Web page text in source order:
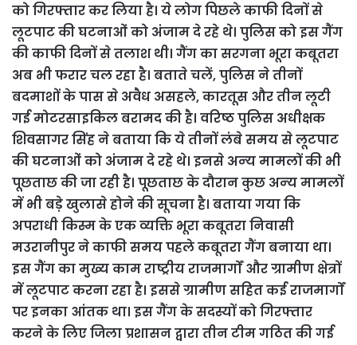
को गिरफ्तार कर लिया है। ये लोग पिछले काफी दिनों से
लूटपाट की घटनाओं को अंजाम दे रहे थे। पुलिस को इस गैंग
की काफी दिनों से तलाश थी। गैंग का सरगना भूरा कबूतरा
अब भी फरार चल रहा है। बताते चलें, पुलिस ने तीनों
बदमाशों के पास से अवैध असहले, कारतूस और तीन लूटी
गई मोटरसाइकिल बरामद की है। वरिष्‍ठ पुलिस अधीक्षक
शिवसागर सिंह ने बताया कि ये तीनों लंबे समय से लूटपाट
की घटनाओं को अंजाम दे रहे थे। इनसे अन्‍य मामलों की भी
पूछताछ की जा रही है। पूछताछ के दौरान कुछ अन्‍य मामलों
में भी बड़े खुलासे होने की सूचना है। बताया गया कि
अपराधी किस्म के एक व्यक्ति भूरा कबूतरा निवासी
मउरानीपुर ने काफी समय पहले कबूतरा गैंग बनाया था।
इस गैंग का मुख्‍य काम राष्‍ट्रीय राजमार्गों और ग्रामीण क्षेत्रों
में लूटपाट करना रहा है। इससे ग्रामीण सहित कई राजमार्गों
पर इनका आंतक था। इस गैंग के सदस्यों को गिरफ्तार
करने के लिए जिला प्रशासन द्वारा तीन टीम गठित की गई